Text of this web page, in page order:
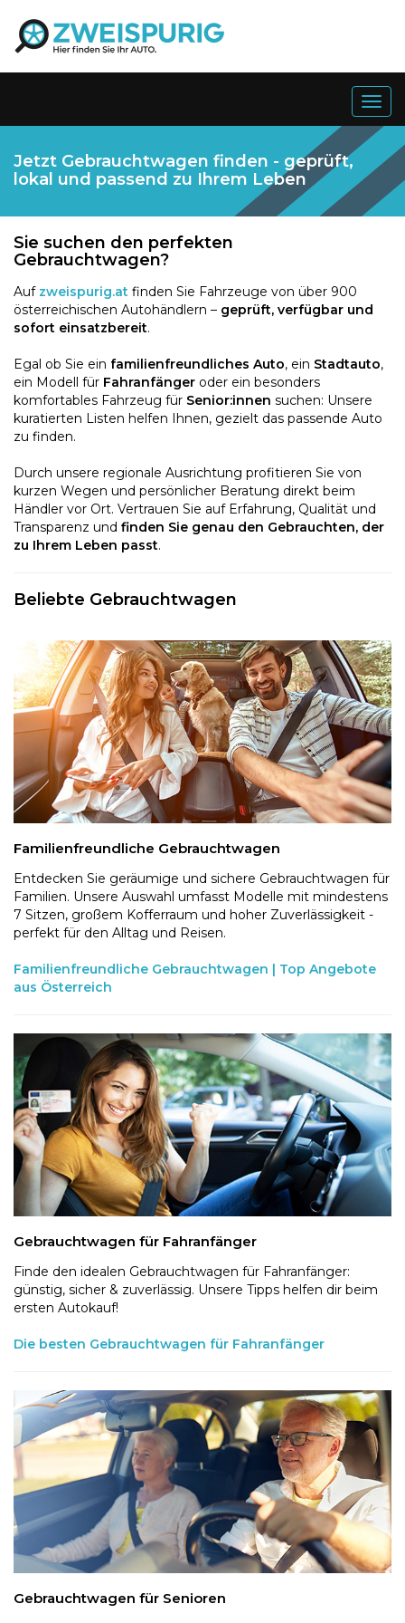
Jetzt Gebrauchtwagen finden - geprüft,
lokal und passend zu Ihrem Leben
Sie suchen den perfekten
Gebrauchtwagen?
Auf zweispurig.at finden Sie Fahrzeuge von über 900
österreichischen Autohändlern – geprüft, verfügbar und
sofort einsatzbereit.
Egal ob Sie ein familienfreundliches Auto, ein Stadtauto,
ein Modell für Fahranfänger oder ein besonders
komfortables Fahrzeug für Senior:innen suchen: Unsere
kuratierten Listen helfen Ihnen, gezielt das passende Auto
zu finden.
Durch unsere regionale Ausrichtung profitieren Sie von
kurzen Wegen und persönlicher Beratung direkt beim
Händler vor Ort. Vertrauen Sie auf Erfahrung, Qualität und
Transparenz und finden Sie genau den Gebrauchten, der
zu Ihrem Leben passt.
Beliebte Gebrauchtwagen
Familienfreundliche Gebrauchtwagen
Entdecken Sie geräumige und sichere Gebrauchtwagen für
Familien. Unsere Auswahl umfasst Modelle mit mindestens
7 Sitzen, großem Kofferraum und hoher Zuverlässigkeit -
perfekt für den Alltag und Reisen.
Familienfreundliche Gebrauchtwagen | Top Angebote
aus Österreich
Gebrauchtwagen für Fahranfänger
Finde den idealen Gebrauchtwagen für Fahranfänger:
günstig, sicher & zuverlässig. Unsere Tipps helfen dir beim
ersten Autokauf!
Die besten Gebrauchtwagen für Fahranfänger
Gebrauchtwagen für Senioren